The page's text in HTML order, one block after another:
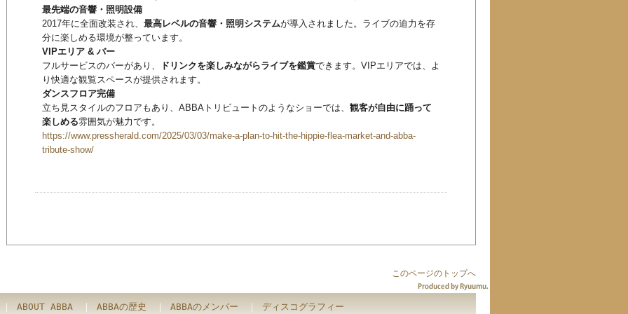
最先端の音響・照明設備
2017年に全面改装され、 最高レベルの音響・照明システムが導入されました。ライブの迫力を存
分に楽しめる環境が整っています。
VIPエリア & バー
フルサービスのバーがあり、
ドリンクを楽しみながらライブを鑑賞できます。VIPエリアでは、よ
り快適な観覧スペースが提供されます。
ダンスフロア完備
立ち見スタイルのフロアもあり、ABBAトリビュートのようなショーでは、 観客が自由に踊って
楽しめる雰囲気が魅力です。
https://www.pressherald.com/2025/03/03/make-a-plan-to-hit-the-hippie-flea-market-and-abba-
tribute-show/
このページのトップへ
ABOUT ABBA｜ ABBAの歴史 ABBAのメンバー ディスコグラフィー